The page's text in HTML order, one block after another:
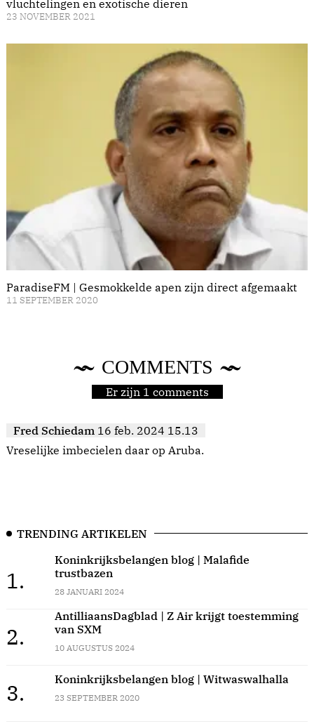
vluchtelingen en exotische dieren
23 NOVEMBER 2021
ParadiseFM | Gesmokkelde apen zijn direct afgemaakt
11 SEPTEMBER 2020
COMMENTS
Er zijn 1 comments
Fred Schiedam 16 feb. 2024 15.13
Vreselijke imbecielen daar op Aruba.
TRENDING ARTIKELEN
1.
Koninkrijksbelangen blog | Malafide
trustbazen
28 JANUARI 2024
2.
AntilliaansDagblad | Z Air krijgt toestemming
van SXM
10 AUGUSTUS 2024
3.
Koninkrijksbelangen blog | Witwaswalhalla
23 SEPTEMBER 2020